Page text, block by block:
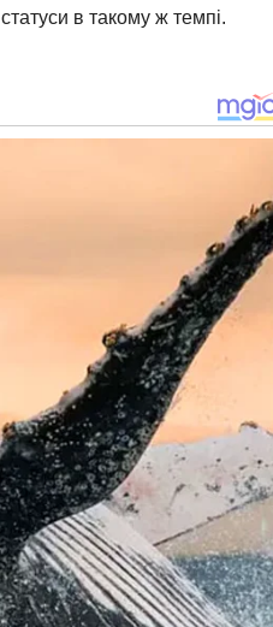
в такому ж темпі.